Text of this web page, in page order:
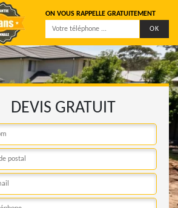
ON VOUS RAPPELLE GRATUITEMENT
DEVIS GRATUIT